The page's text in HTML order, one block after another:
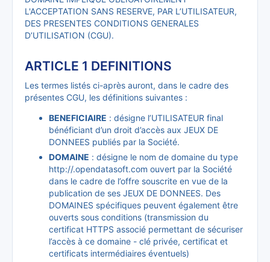
L'ACCEPTATION SANS RESERVE, PAR L’UTILISATEUR,
DES PRESENTES CONDITIONS GENERALES
D’UTILISATION (CGU).
ARTICLE 1 DEFINITIONS
Les termes listés ci-après auront, dans le cadre des
présentes CGU, les définitions suivantes :
BENEFICIAIRE : désigne l’UTILISATEUR final
bénéficiant d’un droit d’accès aux JEUX DE
DONNEES publiés par la Société.
DOMAINE : désigne le nom de domaine du type
http://.opendatasoft.com ouvert par la Société
dans le cadre de l’offre souscrite en vue de la
publication de ses JEUX DE DONNEES. Des
DOMAINES spécifiques peuvent également être
ouverts sous conditions (transmission du
certificat HTTPS associé permettant de sécuriser
l’accès à ce domaine - clé privée, certificat et
certificats intermédiaires éventuels)